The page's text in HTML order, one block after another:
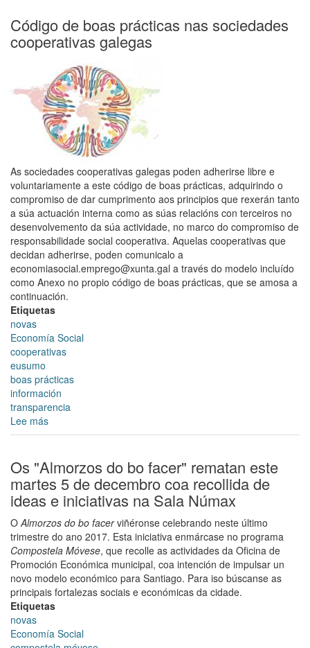
inscrición
no
programa
Empresarial
de
Economía
Social"
para
dotar
cooperativas
de
servizos
de
apoio
fronte
á
crise
sanitaria
Código de boas prácticas nas sociedades
cooperativas galegas
As sociedades cooperativas galegas poden adherirse libre e
voluntariamente a este código de boas prácticas, adquirindo o
compromiso de dar cumprimento aos principios que rexerán tanto
a súa actuación interna como as súas relacións con terceiros no
desenvolvemento da súa actividade, no marco do compromiso de
responsabilidade social cooperativa. Aquelas cooperativas que
decidan adherirse, poden comunicalo a
economiasocial.emprego@xunta.gal a través do modelo incluído
como Anexo no propio código de boas prácticas, que se amosa a
continuación.
Etiquetas
novas
Economía Social
cooperativas
eusumo
boas prácticas
información
transparencia
Lee más
Código
boas
prácticas
nas
sociedades
cooperativas
galegas
Os "Almorzos do bo facer" rematan este
martes 5 de decembro coa recollida de
ideas e iniciativas na Sala Númax
O Almorzos do bo facerviñéronse celebrando neste último
trimestre do ano 2017. Esta iniciativa enmárcase no programa
Compostela Móvese, que recolle as actividades da Oficina de
Promoción Económica municipal, coa intención de impulsar un
novo modelo económico para Santiago. Para iso búscanse as
principais fortalezas sociais e económicas da cidade.
Etiquetas
novas
Economía Social